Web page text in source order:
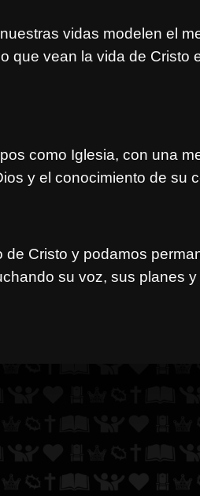
vidas modelen el
que vean la vida de Cristo
como Iglesia, con una
y el conocimiento de su
Cristo y podamos
su voz, sus planes